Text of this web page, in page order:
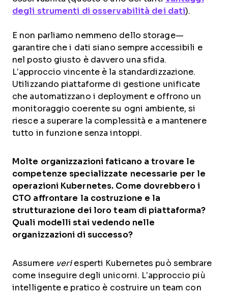
degli strumenti di osservabilità dei dati).
E non parliamo nemmeno dello storage—
garantire che i dati siano sempre accessibili e
nel posto giusto è davvero una sfida.
L’approccio vincente è la standardizzazione.
Utilizzando piattaforme di gestione unificate
che automatizzano i deployment e offrono un
monitoraggio coerente su ogni ambiente, si
riesce a superare la complessità e a mantenere
tutto in funzione senza intoppi.
Molte organizzazioni faticano a trovare le
competenze specializzate necessarie per le
operazioni Kubernetes. Come dovrebbero i
CTO affrontare la costruzione e la
strutturazione dei loro team di piattaforma?
Quali modelli stai vedendo nelle
organizzazioni di successo?
Assumere veriesperti Kubernetes può sembrare
come inseguire degli unicorni. L’approccio più
intelligente e pratico è costruire un team con